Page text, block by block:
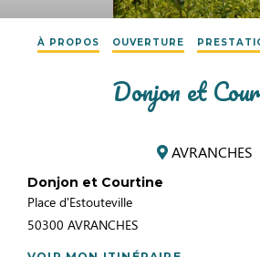
À PROPOS OUVERTURE
Donjon et
AVRANCHES
Donjon et Courtine
Place d'Estouteville
50300 AVRANCHES